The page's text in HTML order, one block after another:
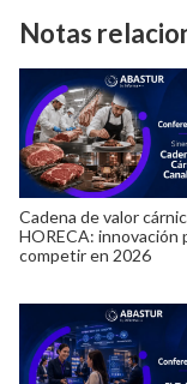
Notas
Cadena de valor
HORECA: innovación
competir en 2026